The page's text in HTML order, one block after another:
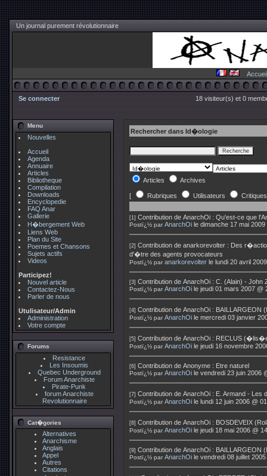
Un journal purement révolutionnaire
Accueil
Se connecter 18 visiteur(s) et 0
Menu
Nouvelles
Accueil
Agenda
Annuaire
Articles
Bibliotheque
Compilation
Downloads
Encyclopedie
FAQ Anar
Gallerie
H�bergement Web
Liens Web
Plan du Site
Poemes et Chansons
Sujets actifs
Videos
Participez!
Nouvel article
Contactez-Nous
Parler de nous
Utulisateur/Admin
Administration
Votre compte
Forums
Resistance
Les Insoumis
Quebec Underground
Forum Anarchiste
Pirate-Punk
forum Anarchiste
Revolutionnaire
Cat�gories
Alternatives
Anarchisme
Anglais
Appel
Autres
Citations
Rechercher dans Id�ologie
Articles Archives
[ Rubriques Utilisateurs
[1] Contribution de AnarchOi : Qu'est-ce que
Postï¿½ par AnarchOi le dimanche 17 mai
[2] Contribution de anarkorevolter : Des
d'�tre des agents provocateurs
Postï¿½ par anarkorevolter le lundi 20 avril
[3] Contribution de AnarchOi : C. (Alain) - John
Postï¿½ par AnarchOi le jeudi 01 mars 2007 @
[4] Contribution de AnarchOi :
Postï¿½ par AnarchOi le mercredi 03 janvier
[5] Contribution de AnarchOi : RECLUS
Postï¿½ par AnarchOi le jeudi 16 novembre
[6] Contribution de Anonyme : Etre naturel
Postï¿½ par AnarchOi le vendredi 23 juin 2006
[7] Contribution de AnarchOi : E. Armand - Les
Postï¿½ par AnarchOi le lundi 12 juin 2006 @
[8] Contribution de AnarchOi : BOSDEVEIX
Postï¿½ par AnarchOi le jeudi 18 mai 2006 @
[9] Contribution de AnarchOi : BAILLARGEON
Postï¿½ par AnarchOi le vendredi 08 juillet